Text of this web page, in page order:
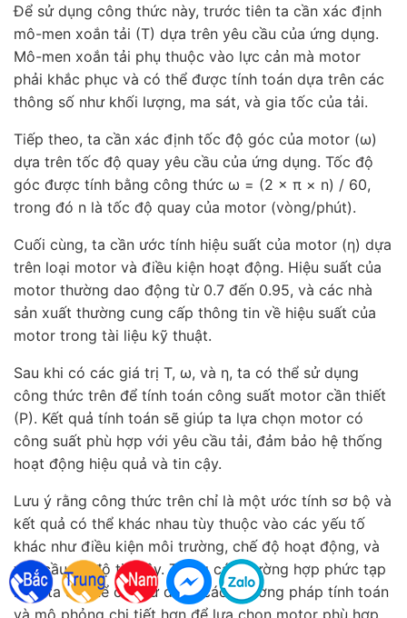
Để sử dụng công thức này, trước tiên ta cần xác định
mô-men xoắn tải (T) dựa trên yêu cầu của ứng dụng.
Mô-men xoắn tải phụ thuộc vào lực cản mà motor
phải khắc phục và có thể được tính toán dựa trên các
thông số như khối lượng, ma sát, và gia tốc của tải.
Tiếp theo, ta cần xác định tốc độ góc của motor (ω)
dựa trên tốc độ quay yêu cầu của ứng dụng. Tốc độ
góc được tính bằng công thức ω = (2 × π × n) / 60,
trong đó n là tốc độ quay của motor (vòng/phút).
Cuối cùng, ta cần ước tính hiệu suất của motor (η) dựa
trên loại motor và điều kiện hoạt động. Hiệu suất của
motor thường dao động từ 0.7 đến 0.95, và các nhà
sản xuất thường cung cấp thông tin về hiệu suất của
motor trong tài liệu kỹ thuật.
Sau khi có các giá trị T, ω, và η, ta có thể sử dụng
công thức trên để tính toán công suất motor cần thiết
(P). Kết quả tính toán sẽ giúp ta lựa chọn motor có
công suất phù hợp với yêu cầu tải, đảm bảo hệ thống
hoạt động hiệu quả và tin cậy.
Lưu ý rằng công thức trên chỉ là một ước tính sơ bộ và
kết quả có thể khác nhau tùy thuộc vào các yếu tố
khác như điều kiện môi trường, chế độ hoạt động, và
yêu cầu về độ tin cậy. Trong các trường hợp phức tạp
hơn, ta có thể cần sử dụng các phương pháp tính toán
và mô phỏng chi tiết hơn để lựa chọn motor phù hợp.